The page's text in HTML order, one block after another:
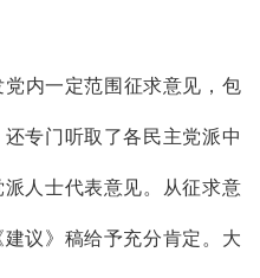
内一定范围征求意见，包
专门听取了各民主党派中
人士代表意见。从征求意
议》稿给予充分肯定。大